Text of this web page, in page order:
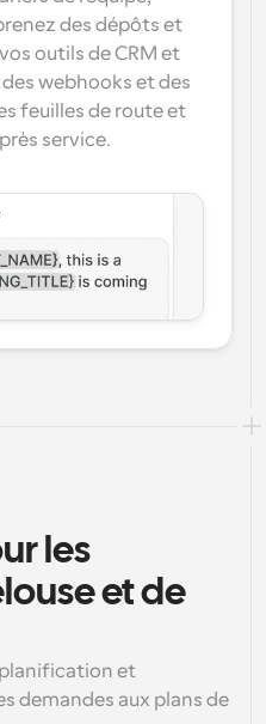
des dépôts et
outils de CRM et
webhooks et des
feuilles de route et
service.
les
et de
et
demandes aux plans de